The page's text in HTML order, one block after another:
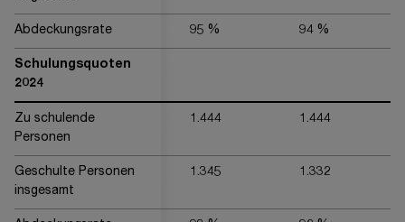
Abdeckungsrate 95 % 94 %
Schulungsquoten
2024
Zu schulende
Personen
1.444 1.444
Geschulte Personen
insgesamt
1.345 1.332